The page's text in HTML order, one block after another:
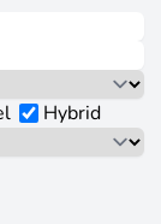
Hybrid